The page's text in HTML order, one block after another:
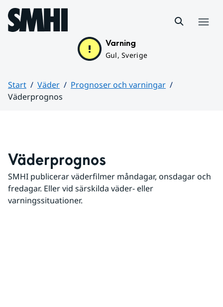
Hoppa till sidans innehåll
Varning
Gul, Sverige
Start Väder
Prognoser och varningar
Väderprognos
Väderprognos
SMHI publicerar väderfilmer måndagar, onsdagar och
fredagar. Eller vid särskilda väder- eller
varningssituationer.